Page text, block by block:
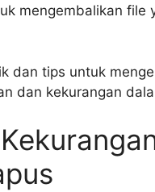
mengembalikan file
dan tips untuk
dan kekurangan